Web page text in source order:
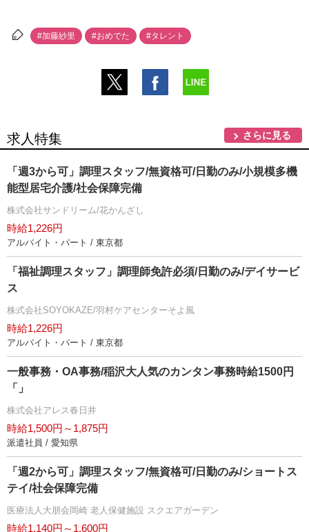
#加藤紗里 #おめでた #タレント
求人特集 さらに見る
「週3から可」調理スタッフ/無資格可/日勤のみ/小規模多機
能型居宅介護/社会保障完備
株式会社サンドリーム/花かんざし
時給1,226円
アルバイト・パート / 東京都
「福祉調理スタッフ」調理師免許必須/日勤のみ/デイサービ
ス
株式会社SOYOKAZE/羽村ケアセンターそよ風
時給1,226円
アルバイト・パート / 東京都
一般事務・OA事務/稲沢大人気のカンタン事務時給1500円
「」
株式会社アレス春日井
時給1,500円～1,875円
派遣社員 / 愛知県
「週2から可」調理スタッフ/無資格可/日勤のみ/ショートス
テイ/社会保障完備
医療法人大朋会岡崎 老人保健施設 スクエアガーデン
時給1,140円～1,600円